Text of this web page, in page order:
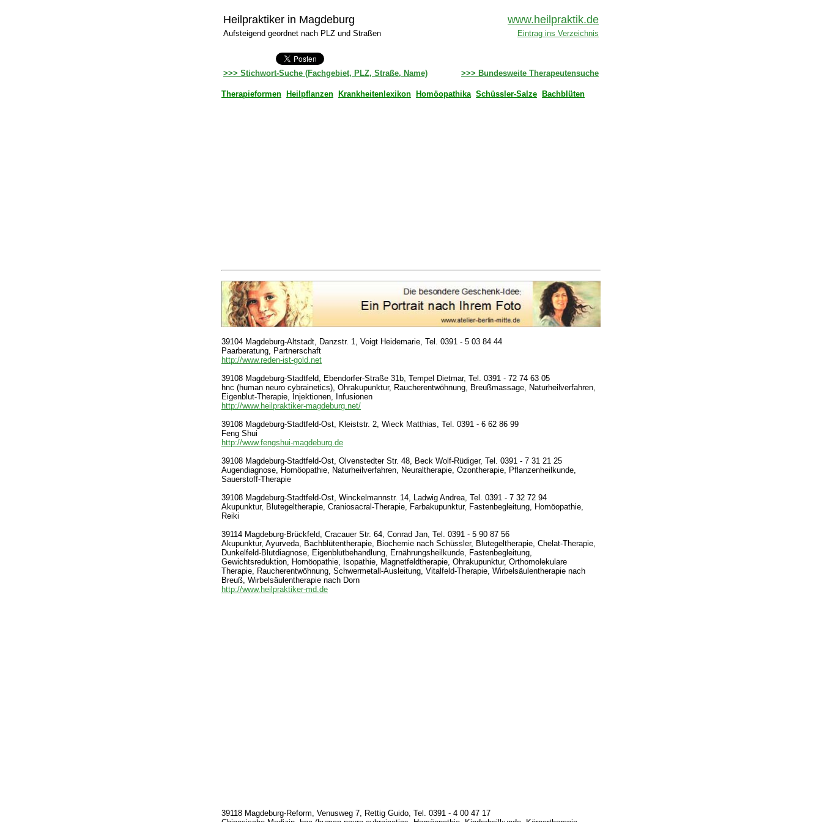
Heilpraktiker in Magdeburg www.heilpraktik.de
Aufsteigend geordnet nach PLZ und Straßen Eintrag ins Verzeichnis
>>> Stichwort-Suche (Fachgebiet, PLZ, Straße, Name) >>> Bundesweite Therapeutensuche
Therapieformen Heilpflanzen Krankheitenlexikon Homöopathika Schüssler-Salze Bachblüten
39104 Magdeburg-Altstadt, Danzstr. 1, Voigt Heidemarie, Tel. 0391 - 5 03 84 44
Paarberatung, Partnerschaft
http://www.reden-ist-gold.net
39108 Magdeburg-Stadtfeld, Ebendorfer-Straße 31b, Tempel Dietmar, Tel. 0391 - 72 74 63 05
hnc (human neuro cybrainetics), Ohrakupunktur, Raucherentwöhnung, Breußmassage, Naturheilverfahren,
Eigenblut-Therapie, Injektionen, Infusionen
http://www.heilpraktiker-magdeburg.net/
39108 Magdeburg-Stadtfeld-Ost, Kleiststr. 2, Wieck Matthias, Tel. 0391 - 6 62 86 99
Feng Shui
http://www.fengshui-magdeburg.de
39108 Magdeburg-Stadtfeld-Ost, Olvenstedter Str. 48, Beck Wolf-Rüdiger, Tel. 0391 - 7 31 21 25
Augendiagnose, Homöopathie, Naturheilverfahren, Neuraltherapie, Ozontherapie, Pflanzenheilkunde,
Sauerstoff-Therapie
39108 Magdeburg-Stadtfeld-Ost, Winckelmannstr. 14, Ladwig Andrea, Tel. 0391 - 7 32 72 94
Akupunktur, Blutegeltherapie, Craniosacral-Therapie, Farbakupunktur, Fastenbegleitung, Homöopathie,
Reiki
39114 Magdeburg-Brückfeld, Cracauer Str. 64, Conrad Jan, Tel. 0391 - 5 90 87 56
Akupunktur, Ayurveda, Bachblütentherapie, Biochemie nach Schüssler, Blutegeltherapie, Chelat-Therapie,
Dunkelfeld-Blutdiagnose, Eigenblutbehandlung, Ernährungsheilkunde, Fastenbegleitung,
Gewichtsreduktion, Homöopathie, Isopathie, Magnetfeldtherapie, Ohrakupunktur, Orthomolekulare
Therapie, Raucherentwöhnung, Schwermetall-Ausleitung, Vitalfeld-Therapie, Wirbelsäulentherapie nach
Breuß, Wirbelsäulentherapie nach Dorn
http://www.heilpraktiker-md.de
39118 Magdeburg-Reform, Venusweg 7, Rettig Guido, Tel. 0391 - 4 00 47 17